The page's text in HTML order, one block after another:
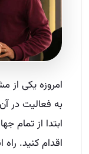
امروزه یکی از
به فعالیت در
ابتدا از تمام
اقدام کنید.